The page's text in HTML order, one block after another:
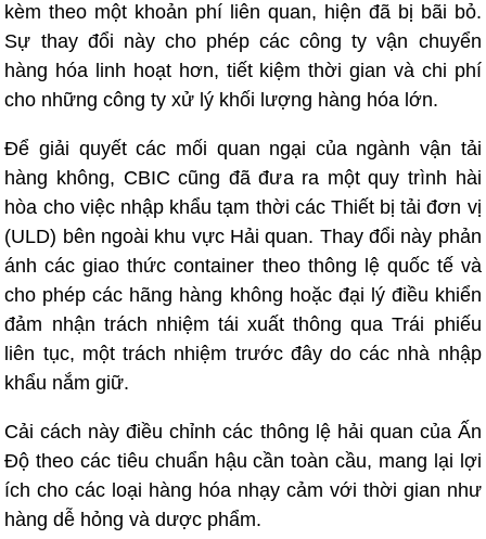
kèm theo một khoản phí liên quan, hiện đã bị bãi bỏ.
Sự thay đổi này cho phép các công ty vận chuyển
hàng hóa linh hoạt hơn, tiết kiệm thời gian và chi phí
cho những công ty xử lý khối lượng hàng hóa lớn.
Để giải quyết các mối quan ngại của ngành vận tải
hàng không, CBIC cũng đã đưa ra một quy trình hài
hòa cho việc nhập khẩu tạm thời các Thiết bị tải đơn vị
(ULD) bên ngoài khu vực Hải quan. Thay đổi này phản
ánh các giao thức container theo thông lệ quốc tế và
cho phép các hãng hàng không hoặc đại lý điều khiển
đảm nhận trách nhiệm tái xuất thông qua Trái phiếu
liên tục, một trách nhiệm trước đây do các nhà nhập
khẩu nắm giữ.
Cải cách này điều chỉnh các thông lệ hải quan của Ấn
Độ theo các tiêu chuẩn hậu cần toàn cầu, mang lại lợi
ích cho các loại hàng hóa nhạy cảm với thời gian như
hàng dễ hỏng và dược phẩm.